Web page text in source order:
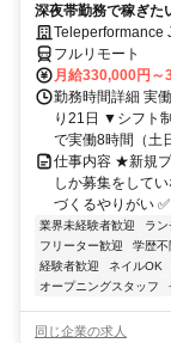
深夜帯勤務で稼ぎた
Teleperformance
フルリモート
月給330,000円～
勤務時間詳細 実
り21日 ▼シフト
で実働8時間（土
仕事内容 ★新規
しか募集をして
づくるやりがい
業界未経験者歓迎 ラ
フリーター歓迎
学歴不
経験者歓迎
ネイルOK
オープニングスタッフ
同じ企業の求人